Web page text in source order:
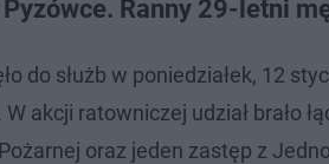
Ranny 29-letni
do służb w poniedziałek, 12
akcji ratowniczej udział brało
oraz jeden zastęp z